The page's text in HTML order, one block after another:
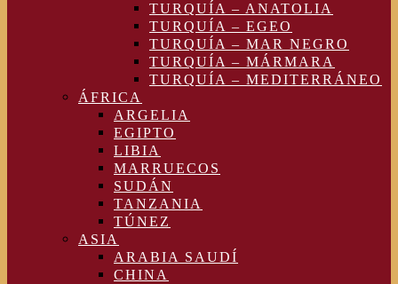
TURQUÍA – ANATOLIA
TURQUÍA – EGEO
TURQUÍA – MAR NEGRO
TURQUÍA – MÁRMARA
TURQUÍA – MEDITERRÁNEO
ÁFRICA
ARGELIA
EGIPTO
LIBIA
MARRUECOS
SUDÁN
TANZANIA
TÚNEZ
ASIA
ARABIA SAUDÍ
CHINA